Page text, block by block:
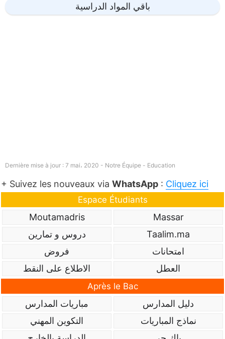
باقي المواد الدراسية
Dernière mise à jour : 7 mai، 2020 - Notre Équipe - Education
+ Suivez les nouveaux via WhatsApp : Cliquez ici
Espace Étudiants
Massar
Moutamadris
Taalim.ma
دروس و تمارين
امتحانات
فروض
العطل
الاطلاع على النقط
Après le Bac
دليل المدارس
مباريات المدارس
نماذج المباريات
التكوين المهني